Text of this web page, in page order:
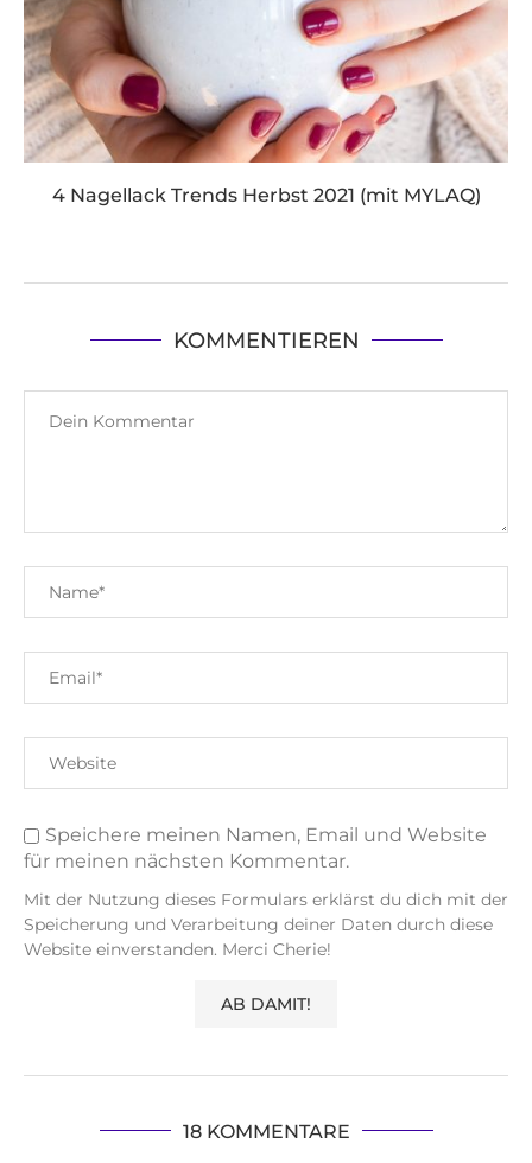
4 Nagellack Trends Herbst 2021 (mit MYLAQ)
KOMMENTIEREN
Speichere meinen Namen, Email und Website
für meinen nächsten Kommentar.
Mit der Nutzung dieses Formulars erklärst du dich mit der
Speicherung und Verarbeitung deiner Daten durch diese
Website einverstanden. Merci Cherie!
18 KOMMENTARE